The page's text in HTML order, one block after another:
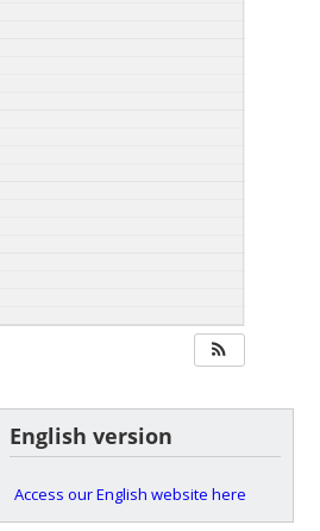
English version
Access our English website here